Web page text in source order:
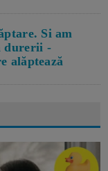
Si am
durerii -
alăptează